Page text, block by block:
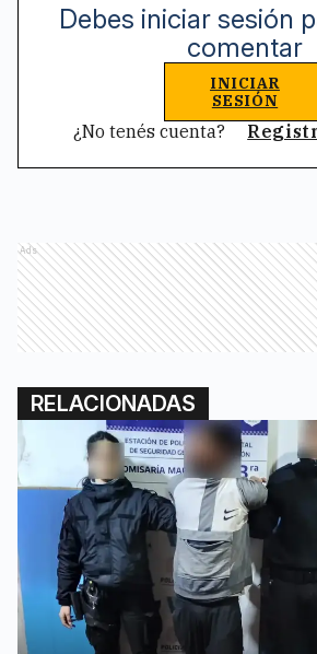
Debes iniciar sesión
comentar
INICIAR
SESIÓN
¿No tenés cuenta?
Ads
RELACIONADAS